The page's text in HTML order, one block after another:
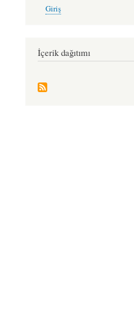
account
Giriş
İçerik dağıtımı